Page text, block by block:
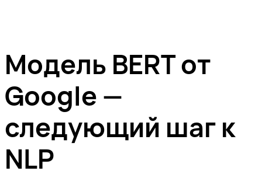
Модель BERT от
Google —
следующий шаг к
NLP